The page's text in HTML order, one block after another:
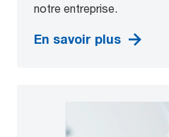
notre entreprise.
En savoir plus